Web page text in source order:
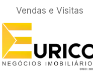
Vendas e Visitas